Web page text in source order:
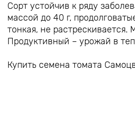
Сорт устойчив к ряду
массой до 40 г,
тонкая, не растрескивается.
Продуктивный – урожай в
Купить семена томата